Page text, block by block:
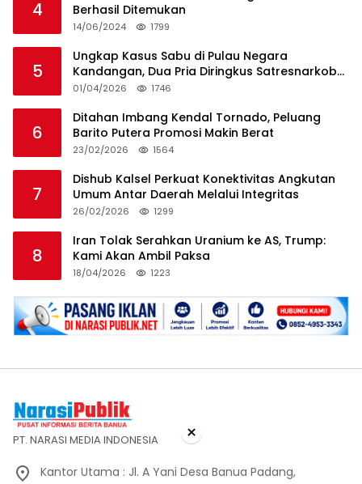
4
Berhasil Ditemukan
14/06/2024 1799
5
Ungkap Kasus Sabu di Pulau Negara
Kandangan, Dua Pria Diringkus Satresnarkoba
HSS
01/04/2026 1746
6
Ditahan Imbang Kendal Tornado, Peluang
Barito Putera Promosi Makin Berat
23/02/2026 1564
7
Dishub Kalsel Perkuat Konektivitas Angkutan
Umum Antar Daerah Melalui Integritas
26/02/2026 1299
8
Iran Tolak Serahkan Uranium ke AS, Trump:
Kami Akan Ambil Paksa
18/04/2026 1223
PT. NARASI MEDIA INDONESIA
Kantor Utama : Jl. A Yani Desa Banua Padang,
×